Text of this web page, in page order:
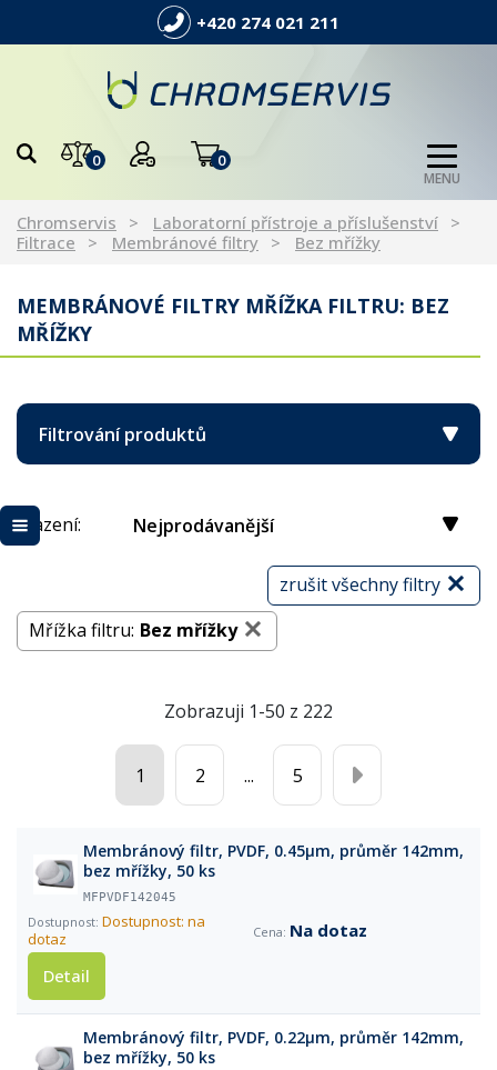
+420 274 021 211
0 0
MENU
Chromservis
Laboratorní přístroje a příslušenství
Filtrace
Membránové filtry Bez mřížky
MEMBRÁNOVÉ FILTRY MŘÍŽKA FILTRU: BEZ
MŘÍŽKY
Filtrování produktů
Řazení: Nejprodávanější
zrušit všechny filtry
Mřížka filtru: Bez mřížky
Zobrazuji 1-50 z 222
1 2 ... 5
Membránový filtr, PVDF, 0.45µm, průměr 142mm,
bez mřížky, 50 ks
MFPVDF142045
Dostupnost: na
dotaz
Na dotaz
Detail
Membránový filtr, PVDF, 0.22µm, průměr 142mm,
bez mřížky, 50 ks